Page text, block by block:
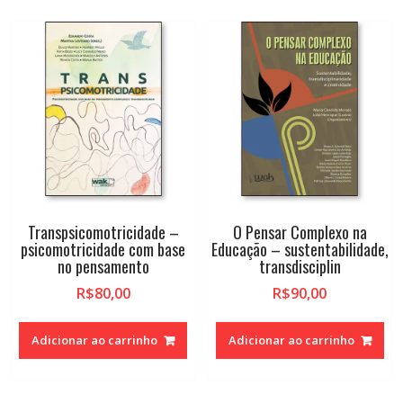
Transpsicomotricidade –
psicomotricidade com base
no pensamento
R$80,00
Adicionar ao carrinho
O Pensar Complexo na
Educação – sustentabilidade,
transdisciplin
R$90,00
Adicionar ao carrinho